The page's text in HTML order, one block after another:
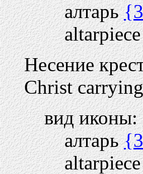
алтарь
altarpiece
Несение
Christ
вид иконы:
алтарь
altarpiece